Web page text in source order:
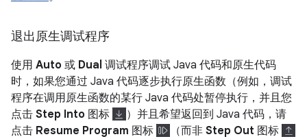
退出原生调试程序
使用 Auto 或 Dual 调试程序调试 Java 代码和原生代码
时，如果您通过 Java 代码逐步执行原生函数（例如，调试
程序在调用原生函数的某行 Java 代码处暂停执行，并且您
点击 Step Into 图标
）并且希望返回到 Java 代码，请
点击 Resume Program 图标 （而非 Step Out 图标